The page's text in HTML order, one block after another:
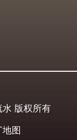
水 版权所有
图